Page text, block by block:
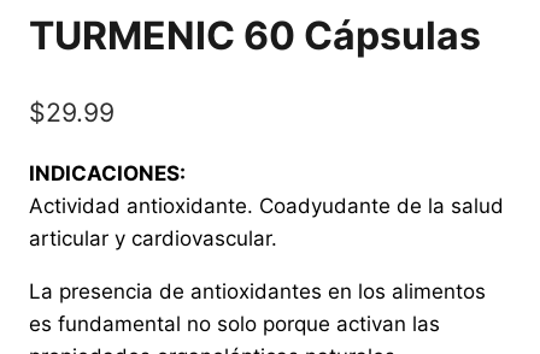
TURMENIC 60 Cápsulas
$29.99
INDICACIONES:
Actividad antioxidante. Coadyudante de la salud
articular y cardiovascular.
La presencia de antioxidantes en los alimentos
es fundamental no solo porque activan las